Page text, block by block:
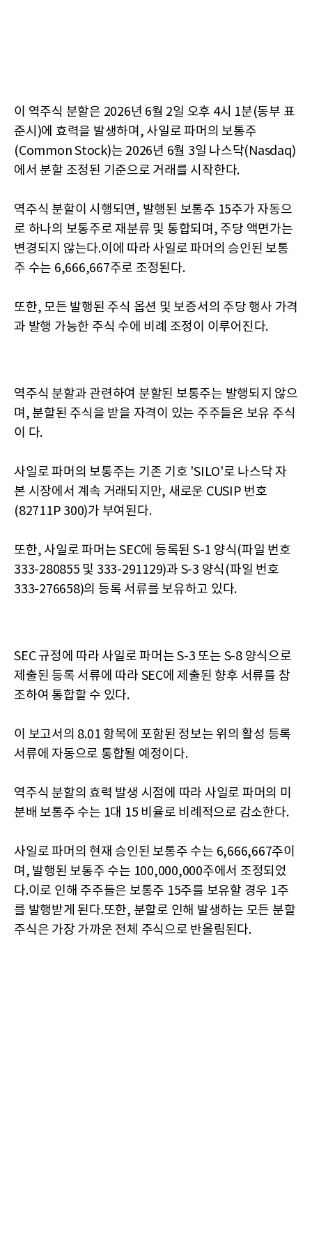
이 역주식 분할은 2026년 6월 2일 오후 4시 1분(동부 표
준시)에 효력을 발생하며, 사일로 파머의 보통주
(Common Stock)는 2026년 6월 3일 나스닥(Nasdaq)
에서 분할 조정된 기준으로 거래를 시작한다.
역주식 분할이 시행되면, 발행된 보통주 15주가 자동으
로 하나의 보통주로 재분류 및 통합되며, 주당 액면가는
변경되지 않는다.이에 따라 사일로 파머의 승인된 보통
주 수는 6,666,667주로 조정된다.
또한, 모든 발행된 주식 옵션 및 보증서의 주당 행사 가격
과 발행 가능한 주식 수에 비례 조정이 이루어진다.
역주식 분할과 관련하여 분할된 보통주는 발행되지 않으
며, 분할된 주식을 받을 자격이 있는 주주들은 보유 주식
이 다.
사일로 파머의 보통주는 기존 기호 'SILO'로 나스닥 자
본 시장에서 계속 거래되지만, 새로운 CUSIP 번호
(82711P 300)가 부여된다.
또한, 사일로 파머는 SEC에 등록된 S-1 양식(파일 번호
333-280855 및 333-291129)과 S-3 양식(파일 번호
333-276658)의 등록 서류를 보유하고 있다.
SEC 규정에 따라 사일로 파머는 S-3 또는 S-8 양식으로
제출된 등록 서류에 따라 SEC에 제출된 향후 서류를 참
조하여 통합할 수 있다.
이 보고서의 8.01 항목에 포함된 정보는 위의 활성 등록
서류에 자동으로 통합될 예정이다.
역주식 분할의 효력 발생 시점에 따라 사일로 파머의 미
분배 보통주 수는 1대 15 비율로 비례적으로 감소한다.
사일로 파머의 현재 승인된 보통주 수는 6,666,667주이
며, 발행된 보통주 수는 100,000,000주에서 조정되었
다.이로 인해 주주들은 보통주 15주를 보유할 경우 1주
를 발행받게 된다.또한, 분할로 인해 발생하는 모든 분할
주식은 가장 가까운 전체 주식으로 반올림된다.